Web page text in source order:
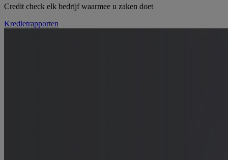
Credit check elk bedrijf waarmee u zaken doet
Kredietrapporten